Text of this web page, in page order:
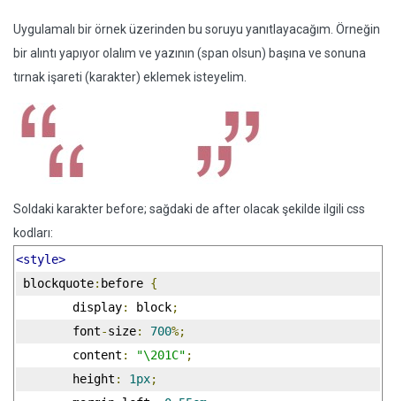
Uygulamalı bir örnek üzerinden bu soruyu yanıtlayacağım. Örneğin
bir alıntı yapıyor olalım ve yazının (span olsun) başına ve sonuna
tırnak işareti (karakter) eklemek isteyelim.
Soldaki karakter before; sağdaki de after olacak şekilde ilgili css
kodları:
<style>
blockquote: before {
        display
: block;
        font
-size: 700%;
        content
: "\201C" ;
        height
: 1px;